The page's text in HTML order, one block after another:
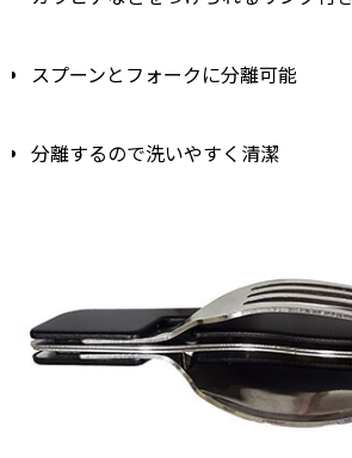
スプーンとフォークに分離可能
分離するので洗いやすく清潔